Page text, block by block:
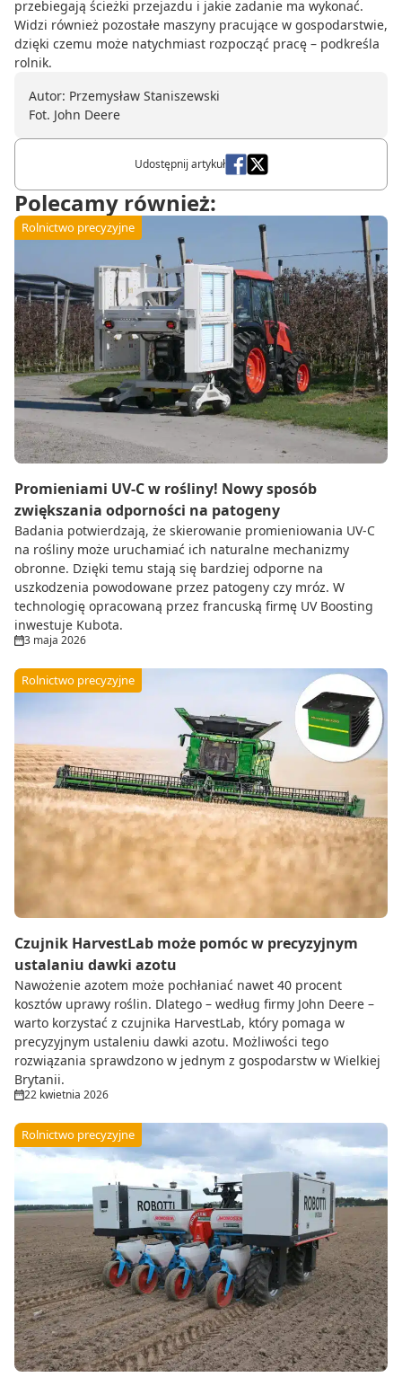
przebiegają ścieżki przejazdu i jakie zadanie ma wykonać.
Widzi również pozostałe maszyny pracujące w gospodarstwie,
dzięki czemu może natychmiast rozpocząć pracę – podkreśla
rolnik.
Autor: Przemysław Staniszewski
Fot. John Deere
Udostępnij artykuł
Polecamy również:
Rolnictwo precyzyjne
Promieniami UV-C w rośliny! Nowy sposób
zwiększania odporności na patogeny
Badania potwierdzają, że skierowanie promieniowania UV-C
na rośliny może uruchamiać ich naturalne mechanizmy
obronne. Dzięki temu stają się bardziej odporne na
uszkodzenia powodowane przez patogeny czy mróz. W
technologię opracowaną przez francuską firmę UV Boosting
inwestuje Kubota.
3 maja 2026
Rolnictwo precyzyjne
Czujnik HarvestLab może pomóc w precyzyjnym
ustalaniu dawki azotu
Nawożenie azotem może pochłaniać nawet 40 procent
kosztów uprawy roślin. Dlatego – według firmy John Deere –
warto korzystać z czujnika HarvestLab, który pomaga w
precyzyjnym ustaleniu dawki azotu. Możliwości tego
rozwiązania sprawdzono w jednym z gospodarstw w Wielkiej
Brytanii.
22 kwietnia 2026
Rolnictwo precyzyjne